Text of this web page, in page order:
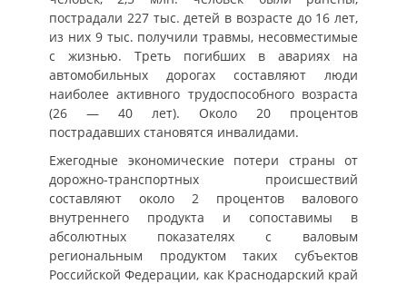
пострадали 227 тыс. детей в возрасте до 16 лет,
из них 9 тыс. получили травмы, несовместимые
с жизнью. Треть погибших в авариях на
автомобильных дорогах составляют люди
наиболее активного трудоспособного возраста
(26 — 40 лет). Около 20 процентов
пострадавших становятся инвалидами.
Ежегодные экономические потери страны от
дорожно-транспортных происшествий
составляют около 2 процентов валового
внутреннего продукта и сопоставимы в
абсолютных показателях с валовым
региональным продуктом таких субъектов
Российской Федерации, как Краснодарский край